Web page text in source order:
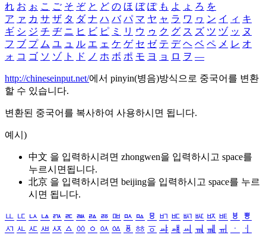
れ お ぉ こ ご そ ぞ と ど の ほ ぼ ぽ も よ ょ ろ を
ア ァ カ サ ザ タ ダ ナ ハ バ パ マ ヤ ャ ラ ワ ヮ ン イ ィ キ
ギ シ ジ チ ヂ ニ ヒ ビ ピ ミ リ ウ ゥ ク グ ス ズ ツ ヅ ッ ヌ
フ ブ プ ム ユ ュ ル エ ェ ケ ゲ セ ゼ テ デ ヘ ベ ペ メ レ オ
ォ コ ゴ ソ ゾ ト ド ノ ホ ボ ポ モ ヨ ョ ロ ヲ ―
http://chineseinput.net/에서 pinyin(병음)방식으로 중국어를 변환
할 수 있습니다.
변환된 중국어를 복사하여 사용하시면 됩니다.
예시)
中文 을 입력하시려면 zhongwen을 입력하시고 space를
누르시면됩니다.
北京 을 입력하시려면 beijing을 입력하시고 space를 누르
시면 됩니다.
ㅥ ㅦ ㅧ ㅨ ㅩ ㅪ ㅫ ㅬ ㅭ ㅮ ㅯ ㅰ ㅱ ㅲ ㅳ ㅴ ㅵ ㅶ ㅷ ㅸ
ㅹ
ㅺ ㅻ ㅼ ㅽ ㅾ ㅿ ㆀ ㆁ ㆂ ㆃ ㆄ ㆅ ㆆ ㆇ ㆈ ㆉ ㆊ ㆋ ㆌ ㆍ
ㆎ